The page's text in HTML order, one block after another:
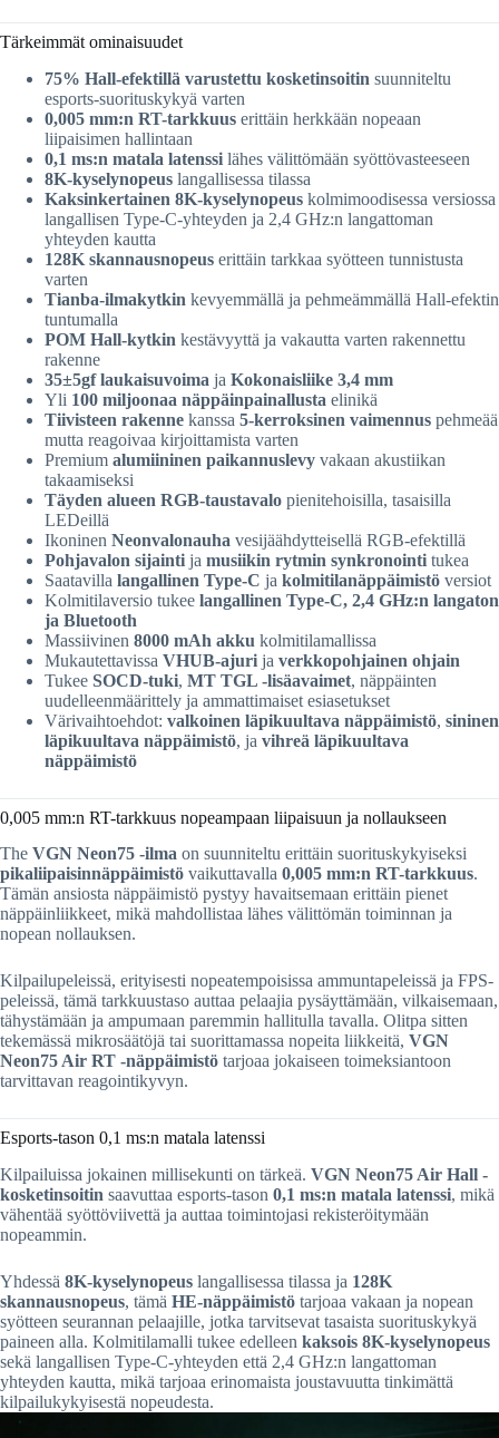
Tärkeimmät ominaisuudet
75% Hall-efektillä varustettu kosketinsoitin suunniteltu
esports-suorituskykyä varten
0,005 mm:n RT-tarkkuus erittäin herkkään nopeaan
liipaisimen hallintaan
0,1 ms:n matala latenssi lähes välittömään syöttövasteeseen
8K-kyselynopeus langallisessa tilassa
Kaksinkertainen 8K-kyselynopeus kolmimoodisessa versiossa
langallisen Type-C-yhteyden ja 2,4 GHz:n langattoman
yhteyden kautta
128K skannausnopeus erittäin tarkkaa syötteen tunnistusta
varten
Tianba-ilmakytkin kevyemmällä ja pehmeämmällä Hall-efektin
tuntumalla
POM Hall-kytkin kestävyyttä ja vakautta varten rakennettu
rakenne
35±5gf laukaisuvoima ja Kokonaisliike 3,4 mm
Yli 100 miljoonaa näppäinpainallusta elinikä
Tiivisteen rakenne kanssa 5-kerroksinen vaimennus pehmeää
mutta reagoivaa kirjoittamista varten
Premium alumiininen paikannuslevy vakaan akustiikan
takaamiseksi
Täyden alueen RGB-taustavalo pienitehoisilla, tasaisilla
LEDeillä
Ikoninen Neonvalonauha vesijäähdytteisellä RGB-efektillä
Pohjavalon sijainti ja musiikin rytmin synkronointi tukea
Saatavilla langallinen Type-C ja kolmitilanäppäimistö versiot
Kolmitilaversio tukee langallinen Type-C, 2,4 GHz:n langaton
ja Bluetooth
Massiivinen 8000 mAh akku kolmitilamallissa
Mukautettavissa VHUB-ajuri ja verkkopohjainen ohjain
Tukee SOCD-tuki, MT TGL -lisäavaimet, näppäinten
uudelleenmäärittely ja ammattimaiset esiasetukset
Värivaihtoehdot: valkoinen läpikuultava näppäimistö, sininen
läpikuultava näppäimistö, ja vihreä läpikuultava
näppäimistö
0,005 mm:n RT-tarkkuus nopeampaan liipaisuun ja nollaukseen
The VGN Neon75 -ilma on suunniteltu erittäin suorituskykyiseksi
pikaliipaisinnäppäimistö vaikuttavalla 0,005 mm:n RT-tarkkuus.
Tämän ansiosta näppäimistö pystyy havaitsemaan erittäin pienet
näppäinliikkeet, mikä mahdollistaa lähes välittömän toiminnan ja
nopean nollauksen.
Kilpailupeleissä, erityisesti nopeatempoisissa ammuntapeleissä ja FPS-
peleissä, tämä tarkkuustaso auttaa pelaajia pysäyttämään, vilkaisemaan,
tähystämään ja ampumaan paremmin hallitulla tavalla. Olitpa sitten
tekemässä mikrosäätöjä tai suorittamassa nopeita liikkeitä, VGN
Neon75 Air RT -näppäimistö tarjoaa jokaiseen toimeksiantoon
tarvittavan reagointikyvyn.
Esports-tason 0,1 ms:n matala latenssi
Kilpailuissa jokainen millisekunti on tärkeä. VGN Neon75 Air Hall -
kosketinsoitin saavuttaa esports-tason 0,1 ms:n matala latenssi, mikä
vähentää syöttöviivettä ja auttaa toimintojasi rekisteröitymään
nopeammin.
Yhdessä 8K-kyselynopeus langallisessa tilassa ja 128K
skannausnopeus, tämä HE-näppäimistö tarjoaa vakaan ja nopean
syötteen seurannan pelaajille, jotka tarvitsevat tasaista suorituskykyä
paineen alla. Kolmitilamalli tukee edelleen kaksois 8K-kyselynopeus
sekä langallisen Type-C-yhteyden että 2,4 GHz:n langattoman
yhteyden kautta, mikä tarjoaa erinomaista joustavuutta tinkimättä
kilpailukykyisestä nopeudesta.